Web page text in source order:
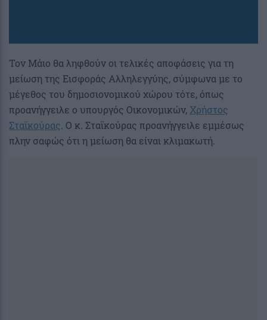
Τον Μάιο θα ληφθούν οι τελικές αποφάσεις για τη
μείωση της Εισφοράς Αλληλεγγύης, σύμφωνα με το
μέγεθος του δημοσιονομικού χώρου τότε, όπως
προανήγγειλε ο υπουργός Οικονομικών, Χρήστος
Σταϊκούρας. Ο κ. Σταϊκούρας προανήγγειλε εμμέσως
πλην σαφώς ότι η μείωση θα είναι κλιμακωτή.